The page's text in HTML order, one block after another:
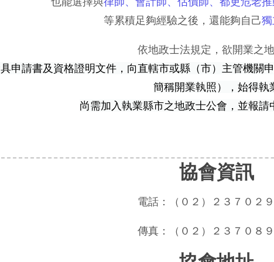
等累積足夠經驗之後，還能夠自己
依地政士法規定，欲開業之
申請書及資格證明文件，向直轄市或縣（市）主管機關
簡稱開業執照），始得執
尚需加入執業縣市之地政士公會，並報請
協會資訊
電話：（０２）２３７０２
傳真：（０２）２３７０８